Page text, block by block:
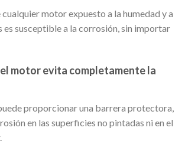
cualquier motor expuesto a la humedad y a
es susceptible a la corrosión, sin importar
motor evita completamente la
proporcionar una barrera protectora,
en las superficies no pintadas ni en el